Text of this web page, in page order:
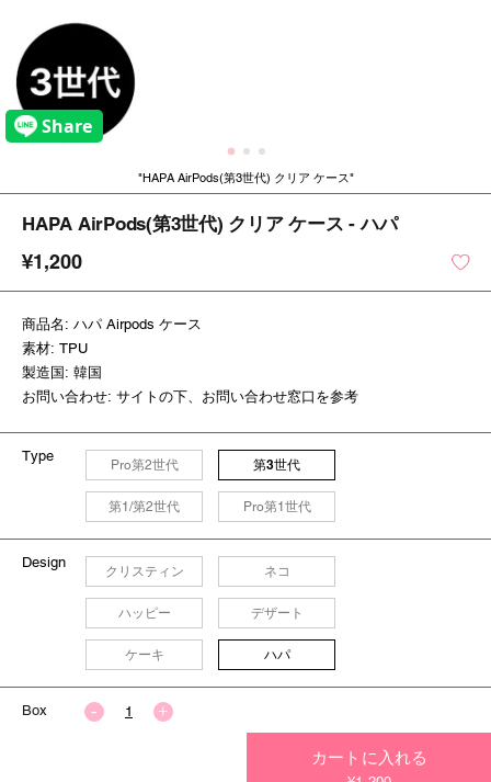
HAPA AirPods(第3世代) クリア ケース
HAPA AirPods(第3世代) クリア ケース - ハパ
¥1,200
商品名: ハパ Airpods ケース
素材: TPU
製造国: 韓国
お問い合わせ: サイトの下、お問い合わせ窓口を参考
Type
Pro第2世代 第3世代
第1/第2世代 Pro第1世代
Design
クリスティン ネコ
ハッピー デザート
ケーキ ハパ
Box
カートに入れる